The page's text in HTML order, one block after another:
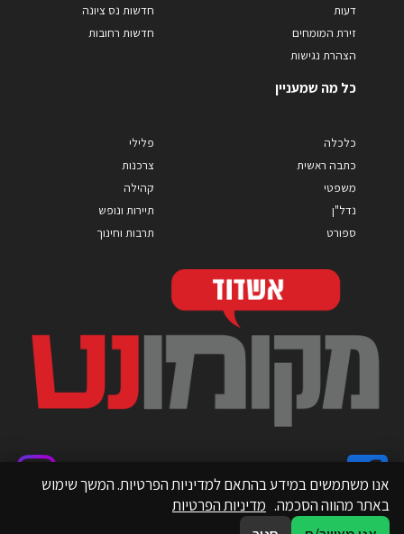
דעות
זירת המומחים
הצהרת נגישות
חדשות נס ציונה
חדשות רחובות
כל מה שמעניין
כלכלה
כתבה ראשית
משפטי
נדל"ן
ספורט
פלילי
צרכנות
קהילה
תיירות ונופש
תרבות וחינוך
אנו משתמשים במידע בהתאם למדיניות הפרטיות. המשך שימוש
באתר מהווה הסכמה. מדיניות הפרטיות